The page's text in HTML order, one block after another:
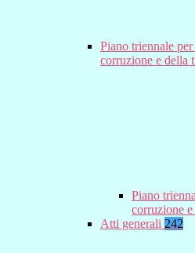
Piano triennale
corruzione e della
Piano
corruzione
Atti generali 242